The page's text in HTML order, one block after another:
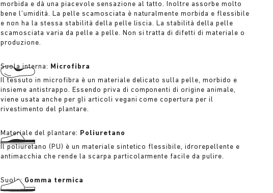
morbida e dà una piacevole sensazione al tatto. Inoltre assorbe molto
bene l’umidità. La pelle scamosciata è naturalmente morbida e flessibile
e non ha la stessa stabilità della pelle liscia. La stabilità della pelle
scamosciata varia da pelle a pelle. Non si tratta di difetti di materiale o
produzione.
Suola interna: Microfibra
Il tessuto in microfibra è un materiale delicato sulla pelle, morbido e
insieme antistrappo. Essendo priva di componenti di origine animale,
viene usata anche per gli articoli vegani come copertura per il
rivestimento del plantare.
Materiale del plantare: Poliuretano
Il poliuretano (PU) è un materiale sintetico flessibile, idrorepellente e
antimacchia che rende la scarpa particolarmente facile da pulire.
Suola: Gomma termica